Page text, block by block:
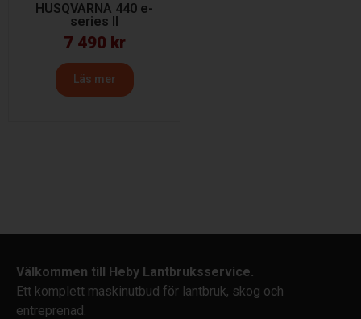
HUSQVARNA 440 e-
series II
7 490 kr
Läs mer
Välkommen till Heby Lantbruksservice.
Ett komplett maskinutbud för lantbruk, skog och
entreprenad.